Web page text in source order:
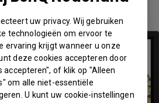
uw privacy. Wij gebruiken
technologieën om ervoor te
ervaring krijgt wanneer u onze
deze cookies accepteren door
accepteren", of klik op "Alleen
om alle niet-essentiële
U kunt uw cookie-instellingen